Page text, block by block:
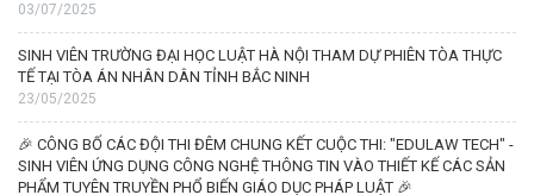
03/07/2025
SINH VIÊN TRƯỜNG ĐẠI HỌC LUẬT HÀ NỘI THAM DỰ PHIÊN TÒA THỰC
TẾ TẠI TÒA ÁN NHÂN DÂN TỈNH BẮC NINH
23/05/2025
🎉 CÔNG BỐ CÁC ĐỘI THI ĐÊM CHUNG KẾT CUỘC THI: "EDULAW TECH" -
SINH VIÊN ỨNG DỤNG CÔNG NGHỆ THÔNG TIN VÀO THIẾT KẾ CÁC SẢN
PHẨM TUYÊN TRUYỀN PHỔ BIẾN GIÁO DỤC PHÁP LUẬT 🎉